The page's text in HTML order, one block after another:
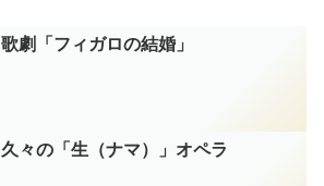
歌劇「フィガロの結婚」
久々の「生（ナマ）」オペラ